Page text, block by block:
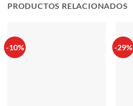
PRODUCTOS RELACIONADOS
-10% -29%